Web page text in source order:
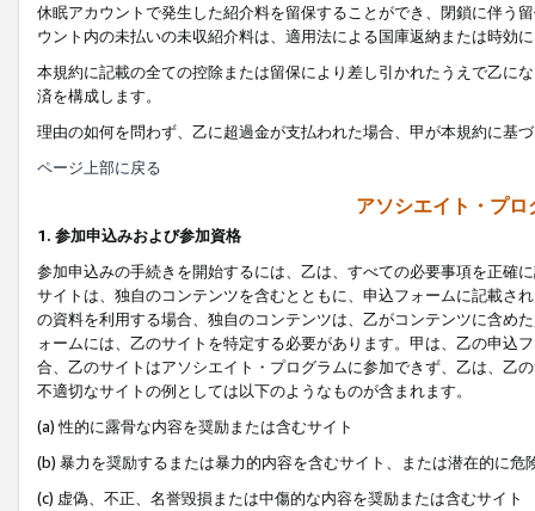
休眠アカウントで発生した紹介料を留保することができ、閉鎖に伴う
ウント内の未払いの未収紹介料は、適用法による国庫返納または時効
本規約に記載の全ての控除または留保により差し引かれたうえで乙に
済を構成します。
理由の如何を問わず、乙に超過金が支払われた場合、甲が本規約に基
ページ上部に戻る
アソシエイト・プ
1. 参加申込みおよび参加資格
参加申込みの手続きを開始するには、乙は、すべての必要事項を正確
サイトは、独自のコンテンツを含むとともに、申込フォームに記載さ
の資料を利用する場合、独自のコンテンツは、乙がコンテンツに含め
ォームには、乙のサイトを特定する必要があります。甲は、乙の申込
合、乙のサイトはアソシエイト・プログラムに参加できず、乙は、乙
不適切なサイトの例としては以下のようなものが含まれます。
(a) 性的に露骨な内容を奨励または含むサイト
(b) 暴力を奨励するまたは暴力的内容を含むサイト、または潜在的に
(c) 虚偽、不正、名誉毀損または中傷的な内容を奨励または含むサイト